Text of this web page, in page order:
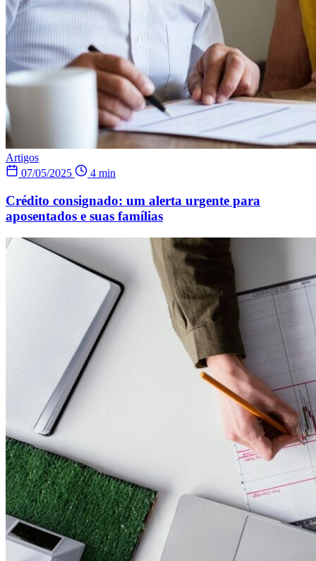
Artigos
07/05/2025
4 min
Crédito consignado: um alerta urgente para
aposentados e suas famílias